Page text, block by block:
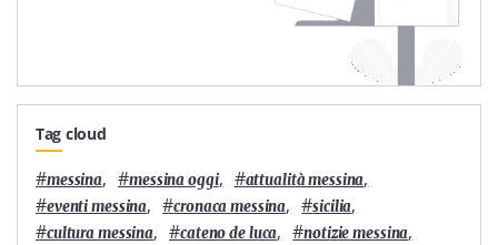
Tag cloud
#messina, #messina oggi, #attualità messina,
#eventi messina, #cronaca messina, #sicilia,
#cultura messina, #cateno de luca, #notizie messina,